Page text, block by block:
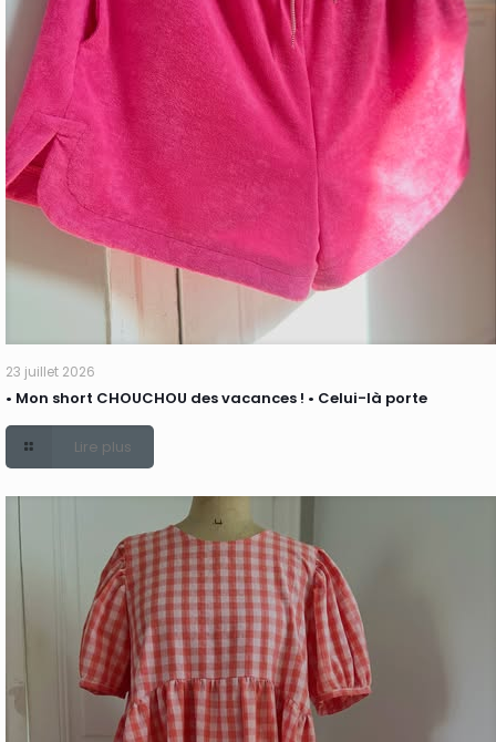
23 juillet 2026
• Mon short CHOUCHOU des vacances ! • Celui-là porte
Lire plus